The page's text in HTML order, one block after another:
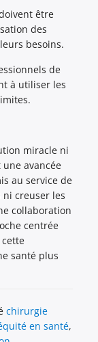
être
des
besoins.
de
à utiliser les
miracle ni
avancée
au service de
ni creuser les
collaboration
centrée
santé plus
chirurgie
en santé,